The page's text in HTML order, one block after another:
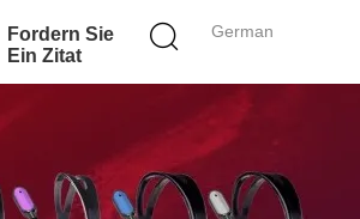
German
Fordern Sie
Ein Zitat